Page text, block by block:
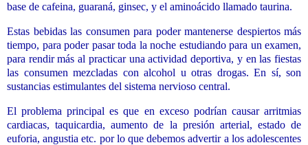
base de cafeina, guaraná, ginsec, y el aminoácido llamado taurina.
Estas bebidas las consumen para poder mantenerse despiertos más
tiempo, para poder pasar toda la noche estudiando para un examen,
para rendir más al practicar una actividad deportiva, y en las fiestas
las consumen mezcladas con alcohol u otras drogas. En sí, son
sustancias estimulantes del sistema nervioso central.
El problema principal es que en exceso podrían causar arritmias
cardiacas, taquicardia, aumento de la presión arterial, estado de
euforia, angustia etc. por lo que debemos advertir a los adolescentes